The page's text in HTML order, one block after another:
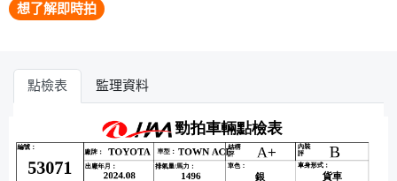
想了解即時拍
點檢表 監理資料